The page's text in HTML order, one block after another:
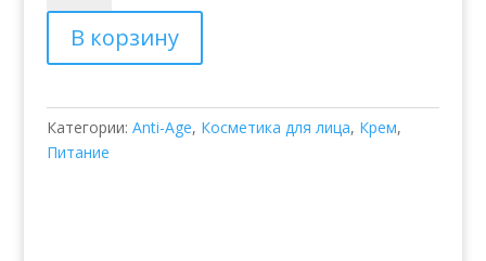
Lift
Complex
Plus
В корзину
Категории: Anti-Age, Косметика для лица, Крем,
Питание